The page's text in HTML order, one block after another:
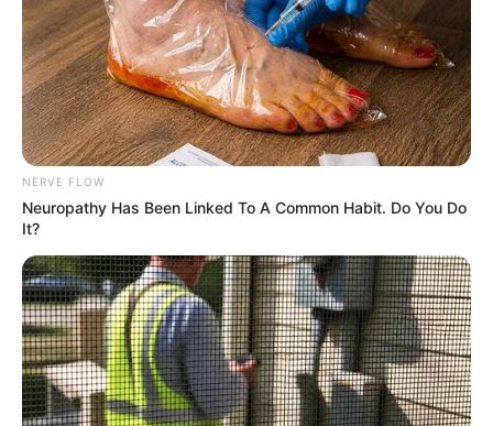
She Gave Up A Normal Life To Act Like A Horse
BRAINBERRIES
Bollywood’s Boldest Dance Scenes Still Trending
BRAINBERRIES
NERVE FLOW
Neuropathy Has Been Linked To A Common Habit. Do You Do
It?